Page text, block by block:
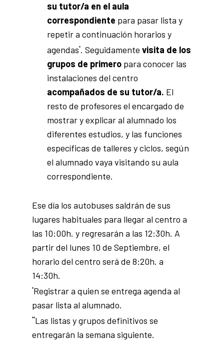
su tutor/a en el aula
correspondiente para pasar lista y
repetir a continuación horarios y
agendas*. Seguidamente visita de los
grupos de primero para conocer las
instalaciones del centro
acompañados de su tutor/a. El
resto de profesores el encargado de
mostrar y explicar al alumnado los
diferentes estudios, y las funciones
específicas de talleres y ciclos, según
el alumnado vaya visitando su aula
correspondiente.
Ese día los autobuses saldrán de sus
lugares habituales para llegar al centro a
las 10:00h. y regresarán a las 12:30h. A
partir del lunes 10 de Septiembre, el
horario del centro será de 8:20h. a
14:30h.
*Registrar a quien se entrega agenda al
pasar lista al alumnado.
**Las listas y grupos definitivos se
entregarán la semana siguiente.